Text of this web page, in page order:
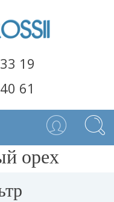
19
61
орех